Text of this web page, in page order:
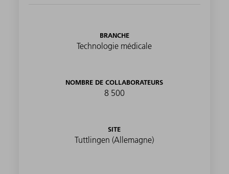
BRANCHE
Technologie médicale
NOMBRE DE COLLABORATEURS
8 500
SITE
Tuttlingen (Allemagne)